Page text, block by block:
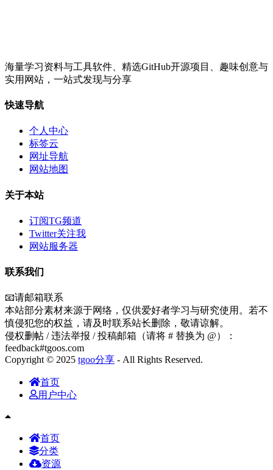
海量学习资料与工具软件、精选GitHub开源项目、趣味创意与
实用网站，一站式发现与分享
快速导航
个人中心
标签云
网址导航
网站地图
关于本站
订阅TG频道
Twitter关注我
网站服务器
联系我们
📧请邮箱联系
本站部分素材来源于网络，仅供爱好者学习与研究使用。若不
慎侵犯您的权益，请及时联系站长删除，敬请谅解。
侵权删帖 / 违法举报 / 投稿邮箱（请将 # 替换为 @）：
feedback#tgoos.com
Copyright © 2025 tgoo分享 - All Rights Reserved.
首页
用户中心
首页
分类
资源